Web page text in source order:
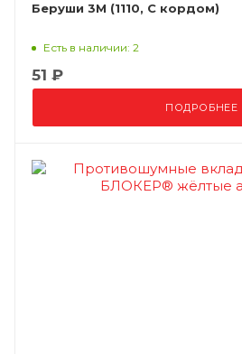
Беруши 3М (1110, С кордом)
Есть в наличии: 2
51 ₽
ПОДРОБНЕЕ